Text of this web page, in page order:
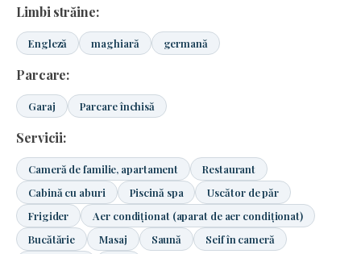
Limbi străine:
Engleză maghiară germană
Parcare:
Garaj Parcare închisă
Servicii:
Cameră de familie, apartament
Restaurant
Cabină cu aburi
Piscină spa
Uscător de păr
Frigider
Aer condiționat (aparat de aer condiționat)
Bucătărie
Masaj Saună
Seif în cameră